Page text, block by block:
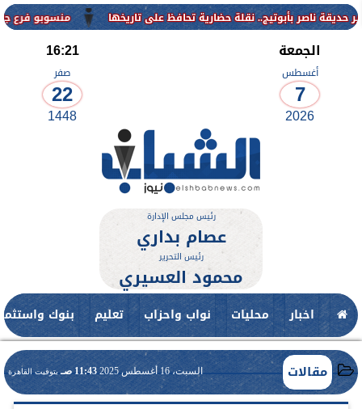
منسوبو فرع جامعة الأزهر
الجمعة
أغسطس
7
2026
16:21
صفر
22
1448
رئيس مجلس الإدارة
عصام بداري
رئيس التحرير
محمود العسيري
اخبار محليات نواب واحزاب تعليم بنوك
مقالات السبت، 16 أغسطس 2025 11:43 صـ بتوقيت القاهرة